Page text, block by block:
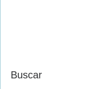
Buscar